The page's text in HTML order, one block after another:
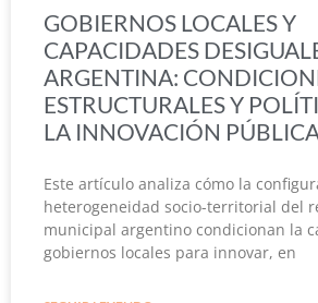
GOBIERNOS LOCALES Y
CAPACIDADES
ARGENTINA:
ESTRUCTURALES Y
LA INNOVACIÓN
Este artículo analiza cómo la
heterogeneidad socio-territorial del
municipal argentino condicionan la
gobiernos locales para innovar, en